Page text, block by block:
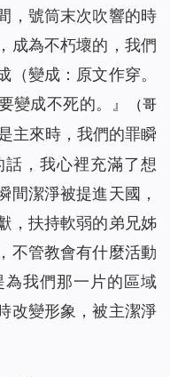
，號筒末次吹響的時
成為不朽壞的，我們
變成：原文作穿。
變成不死的。』
（哥
主來時，我們的罪瞬
，我心裡充滿了想
間潔淨被提進天國，
，扶持軟弱的弟兄姊
不管教會有什麼活動
我們那一片的區域
改變形象，被主潔淨